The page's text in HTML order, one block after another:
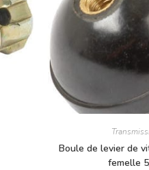
Boule de levier de
femelle